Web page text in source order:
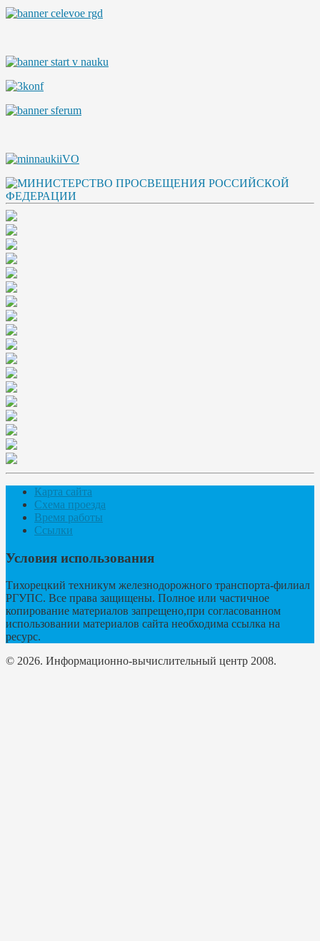
Карта сайта
Схема проезда
Время работы
Ссылки
Условия использования
Тихорецкий техникум железнодорожного транспорта-филиал
РГУПС. Все права защищены. Полное или частичное
копирование материалов запрещено,при согласованном
использовании материалов сайта необходима ссылка на
ресурс.
© 2026. Информационно-вычислительный центр 2008.